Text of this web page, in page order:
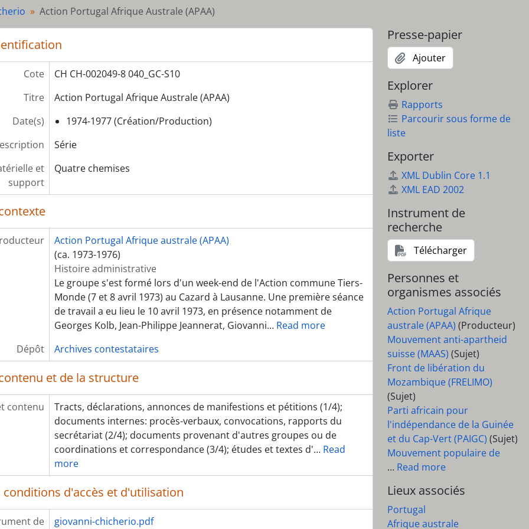
S13 - Assemblée des habitants de Plainpalais
Action Portugal Afrique Australe (APAA)
Cote
CH CH-002049-8 040_GC-S10
Titre
Action Portugal Afrique Australe (APAA)
Date(s)
1974-1977 (Création/Production)
Série
et
support
Quatre chemises
Action Portugal Afrique australe (APAA)
(ca. 1973-1976)
Histoire administrative
Le groupe s'est formé lors d'un week-end de l'Action commune Tiers-
Monde (7 et 8 avril 1973) au Cazard à Lausanne. Une première séance
de travail a eu lieu le 10 avril 1973, en présence notamment de
Georges Kolb, Jean-Philippe Jeannerat, Giovanni… Read more
Dépôt
Archives contestataires
et de la structure
contenu
Tracts, déclarations, annonces de manifestions et pétitions (1/4);
documents internes: procès-verbaux, convocations, rapports du
secrétariat (2/4); documents provenant d'autres groupes ou de
coordinations et correspondance (3/4); études et textes d'… Read
more
conditions d'accès et d'utilisation
de giovanni-chicherio.pdf
Presse-papier
Ajouter
Explorer
Rapports
Parcourir sous forme de
liste
Exporter
XML Dublin Core 1.1
XML EAD 2002
Instrument de
recherche
Télécharger
Personnes et
organismes associés
Action Portugal Afrique
australe (APAA) (Producteur)
Mouvement anti-apartheid
suisse (MAAS) (Sujet)
Front de libération du
Mozambique (FRELIMO)
(Sujet)
Parti africain pour
l'indépendance de la Guinée
et du Cap-Vert (PAIGC) (Sujet)
Mouvement populaire de
… Read more
Lieux associés
Portugal
Afrique australe